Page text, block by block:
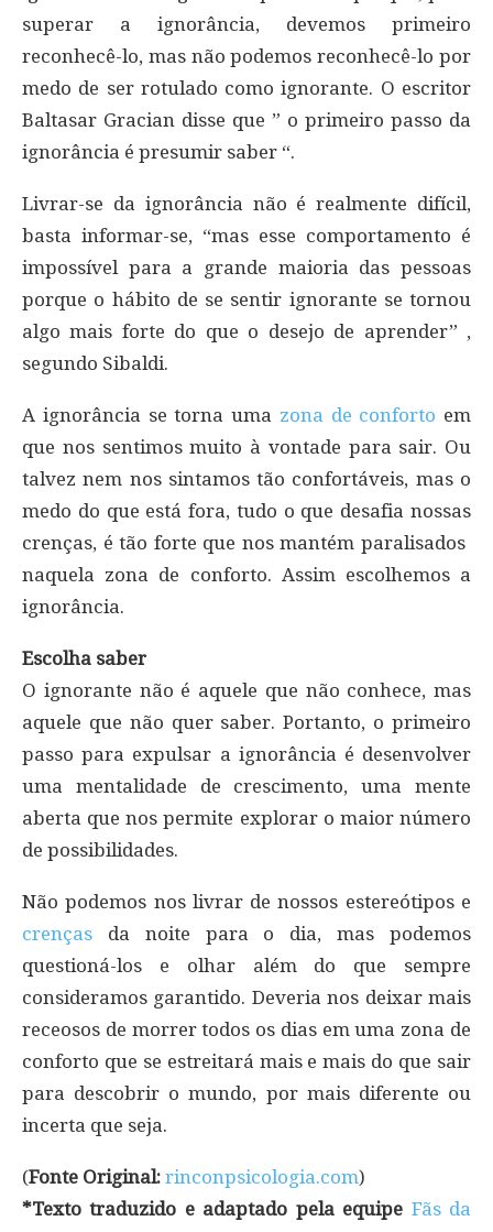
superar a ignorância, devemos primeiro
reconhecê-lo, mas não podemos reconhecê-lo por
medo de ser rotulado como ignorante. O escritor
Baltasar Gracian disse que ” o primeiro passo da
ignorância é presumir saber “.
Livrar-se da ignorância não é realmente difícil,
basta informar-se, “mas esse comportamento é
impossível para a grande maioria das pessoas
porque o hábito de se sentir ignorante se tornou
algo mais forte do que o desejo de aprender” ,
segundo Sibaldi.
A ignorância se torna uma zona de conforto em
que nos sentimos muito à vontade para sair. Ou
talvez nem nos sintamos tão confortáveis, mas o
medo do que está fora, tudo o que desafia nossas
crenças, é tão forte que nos mantém paralisados ​​
naquela zona de conforto. Assim escolhemos a
ignorância.
Escolha saber
O ignorante não é aquele que não conhece, mas
aquele que não quer saber. Portanto, o primeiro
passo para expulsar a ignorância é desenvolver
uma mentalidade de crescimento, uma mente
aberta que nos permite explorar o maior número
de possibilidades.
Não podemos nos livrar de nossos estereótipos e
crenças da noite para o dia, mas podemos
questioná-los e olhar além do que sempre
consideramos garantido. Deveria nos deixar mais
receosos de morrer todos os dias em uma zona de
conforto que se estreitará mais e mais do que sair
para descobrir o mundo, por mais diferente ou
incerta que seja.
(Fonte Original: rinconpsicologia.com)
*Texto traduzido e adaptado pela equipe Fãs da